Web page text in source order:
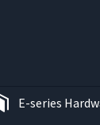
E-series